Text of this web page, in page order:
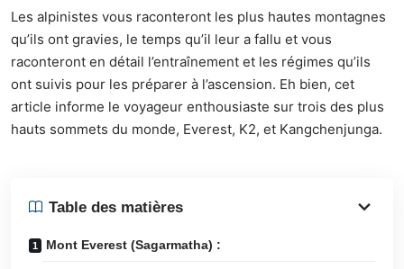
Les alpinistes vous raconteront les plus hautes montagnes
qu’ils ont gravies, le temps qu’il leur a fallu et vous
raconteront en détail l’entraînement et les régimes qu’ils
ont suivis pour les préparer à l’ascension. Eh bien, cet
article informe le voyageur enthousiaste sur trois des plus
hauts sommets du monde, Everest, K2, et Kangchenjunga.
Table des matières
Mont Everest (Sagarmatha) :